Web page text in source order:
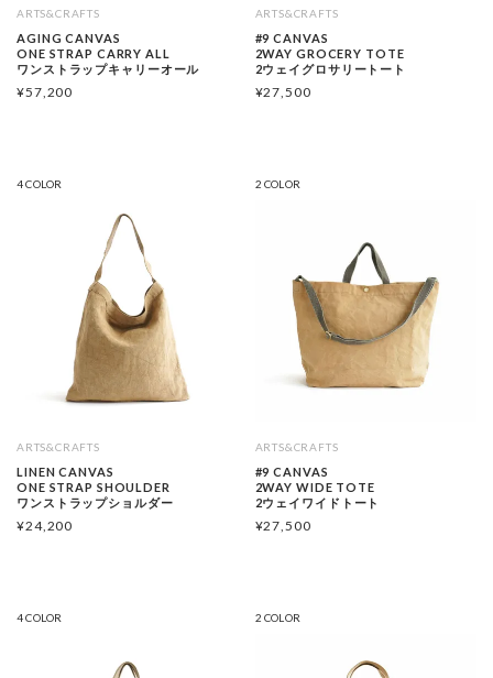
ARTS&CRAFTS
AGING CANVAS
ONE STRAP CARRY ALL
ワンストラップキャリーオール
¥57,200
ARTS&CRAFTS
#9 CANVAS
2WAY GROCERY TOTE
2ウェイグロサリートート
¥27,500
4 COLOR
ARTS&CRAFTS
LINEN CANVAS
ONE STRAP SHOULDER
ワンストラップショルダー
¥24,200
2 COLOR
ARTS&CRAFTS
#9 CANVAS
2WAY WIDE TOTE
2ウェイワイドトート
¥27,500
4 COLOR 2 COLOR